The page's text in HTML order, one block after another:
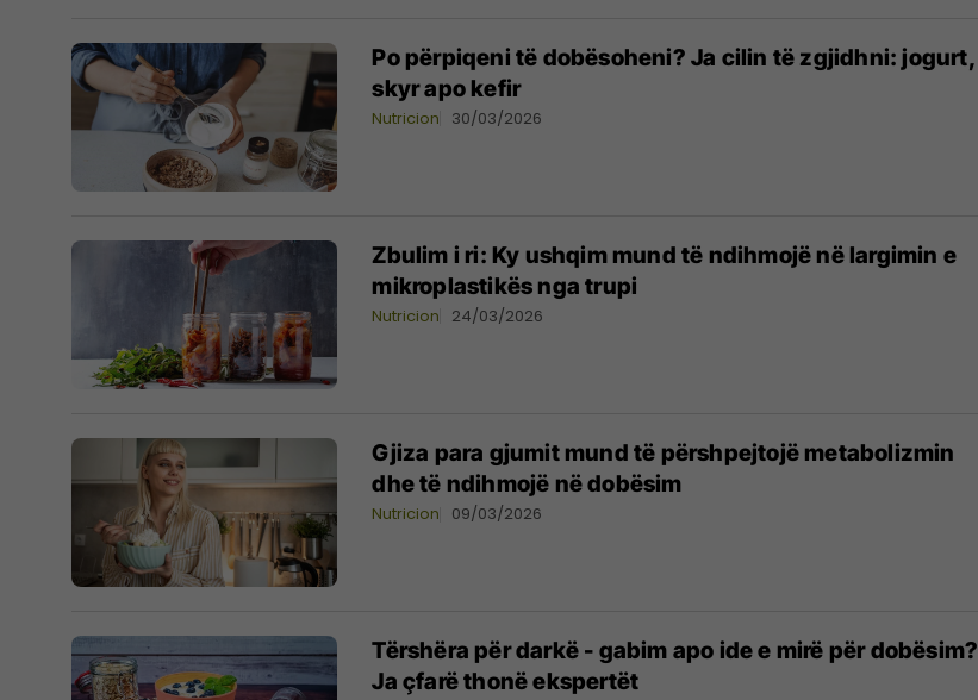
Po përpiqeni të dobësoheni? Ja cilin të zgjidhni: jogurt,
skyr apo kefir
Nutricion 30/03/2026
Zbulim i ri: Ky ushqim mund të ndihmojë në largimin e
mikroplastikës nga trupi
Nutricion 24/03/2026
Gjiza para gjumit mund të përshpejtojë metabolizmin
dhe të ndihmojë në dobësim
Nutricion 09/03/2026
Tërshëra për darkë - gabim apo ide e mirë për dobësim?
Ja çfarë thonë ekspertët